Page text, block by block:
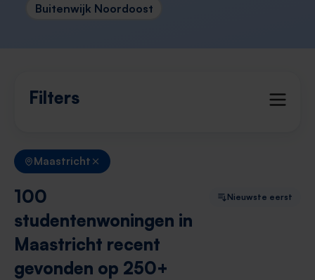
Buitenwijk Noordoost
Filters
Maastricht
100
studentenwoningen in
Maastricht recent
gevonden op 250+
Nieuwste eerst